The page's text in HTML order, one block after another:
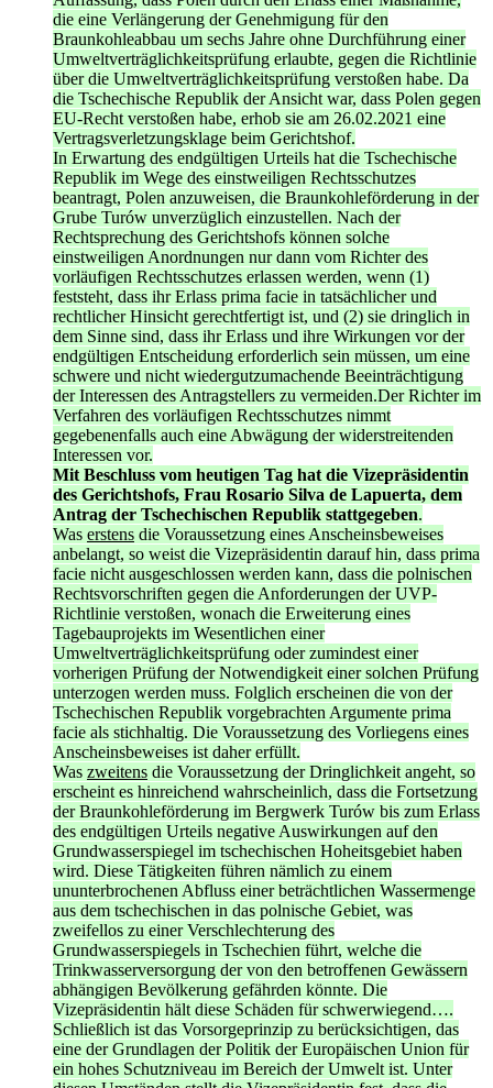
die eine Verlängerung der Genehmigung für den
Braunkohleabbau um sechs Jahre ohne Durchführung einer
Umweltverträglichkeitsprüfung erlaubte, gegen die Richtlinie
über die Umweltverträglichkeitsprüfung verstoßen habe. Da
die Tschechische Republik der Ansicht war, dass Polen gegen
EU-Recht verstoßen habe, erhob sie am 26.02.2021 eine
Vertragsverletzungsklage beim Gerichtshof.
In Erwartung des endgültigen Urteils hat die Tschechische
Republik im Wege des einstweiligen Rechtsschutzes
beantragt, Polen anzuweisen, die Braunkohleförderung in der
Grube Turów unverzüglich einzustellen. Nach der
Rechtsprechung des Gerichtshofs können solche
einstweiligen Anordnungen nur dann vom Richter des
vorläufigen Rechtsschutzes erlassen werden, wenn (1)
feststeht, dass ihr Erlass prima facie in tatsächlicher und
rechtlicher Hinsicht gerechtfertigt ist, und (2) sie dringlich in
dem Sinne sind, dass ihr Erlass und ihre Wirkungen vor der
endgültigen Entscheidung erforderlich sein müssen, um eine
schwere und nicht wiedergutzumachende Beeinträchtigung
der Interessen des Antragstellers zu vermeiden.Der Richter im
Verfahren des vorläufigen Rechtsschutzes nimmt
gegebenenfalls auch eine Abwägung der widerstreitenden
Interessen vor.
Mit Beschluss vom heutigen Tag hat die Vizepräsidentin
des Gerichtshofs, Frau Rosario Silva de Lapuerta, dem
Antrag der Tschechischen Republik stattgegeben.
Was erstens die Voraussetzung eines Anscheinsbeweises
anbelangt, so weist die Vizepräsidentin darauf hin, dass prima
facie nicht ausgeschlossen werden kann, dass die polnischen
Rechtsvorschriften gegen die Anforderungen der UVP-
Richtlinie verstoßen, wonach die Erweiterung eines
Tagebauprojekts im Wesentlichen einer
Umweltverträglichkeitsprüfung oder zumindest einer
vorherigen Prüfung der Notwendigkeit einer solchen Prüfung
unterzogen werden muss. Folglich erscheinen die von der
Tschechischen Republik vorgebrachten Argumente prima
facie als stichhaltig. Die Voraussetzung des Vorliegens eines
Anscheinsbeweises ist daher erfüllt.
Was zweitens die Voraussetzung der Dringlichkeit angeht, so
erscheint es hinreichend wahrscheinlich, dass die Fortsetzung
der Braunkohleförderung im Bergwerk Turów bis zum Erlass
des endgültigen Urteils negative Auswirkungen auf den
Grundwasserspiegel im tschechischen Hoheitsgebiet haben
wird. Diese Tätigkeiten führen nämlich zu einem
ununterbrochenen Abfluss einer beträchtlichen Wassermenge
aus dem tschechischen in das polnische Gebiet, was
zweifellos zu einer Verschlechterung des
Grundwasserspiegels in Tschechien führt, welche die
Trinkwasserversorgung der von den betroffenen Gewässern
abhängigen Bevölkerung gefährden könnte. Die
Vizepräsidentin hält diese Schäden für schwerwiegend….
Schließlich ist das Vorsorgeprinzip zu berücksichtigen, das
eine der Grundlagen der Politik der Europäischen Union für
ein hohes Schutzniveau im Bereich der Umwelt ist. Unter